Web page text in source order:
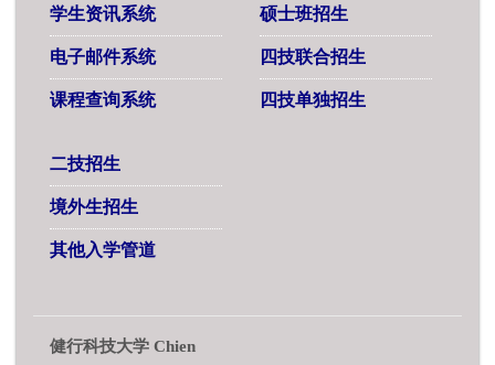
学生资讯系统
电子邮件系统
课程查询系统
硕士班招生
四技联合招生
四技单独招生
二技招生
境外生招生
其他入学管道
健行科技大学 Chien